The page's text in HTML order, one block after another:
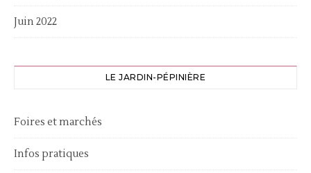
Juin 2022
LE JARDIN-PÉPINIÈRE
Foires et marchés
Infos pratiques